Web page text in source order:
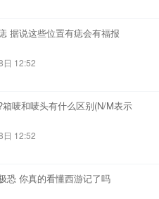
据说这些位置有痣会有福报
日 12:52
唛和唛头有什么区别(N/M表示
日 12:52
恐 你真的看懂西游记了吗